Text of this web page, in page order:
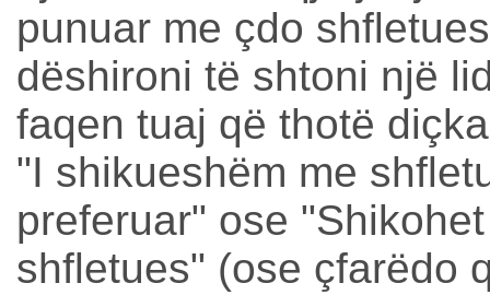
punuar me çdo
dëshironi të shtoni një
faqen tuaj që thotë
"I shikueshëm me
preferuar" ose
shfletues" (ose çfarëdo